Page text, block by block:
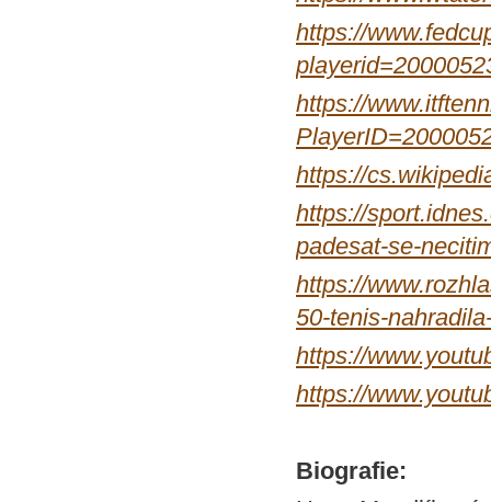
https://
https://
https://
https://
padesat-se-
https://
50-tenis-
https://
https://
Biografie: